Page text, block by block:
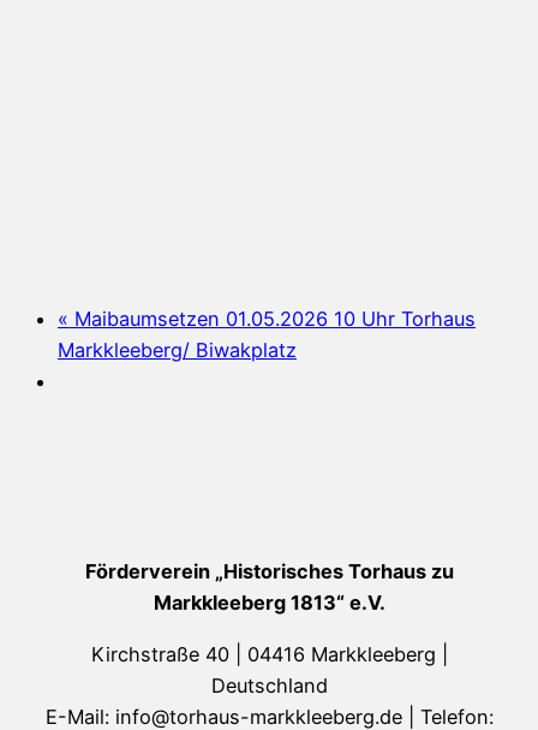
« Maibaumsetzen 01.05.2026 10 Uhr Torhaus
Markkleeberg/ Biwakplatz
Förderverein „Historisches Torhaus zu
Markkleeberg 1813“ e.V.
Kirchstraße 40 | 04416 Markkleeberg |
Deutschland
E-Mail: info@torhaus-markkleeberg.de | Telefon: